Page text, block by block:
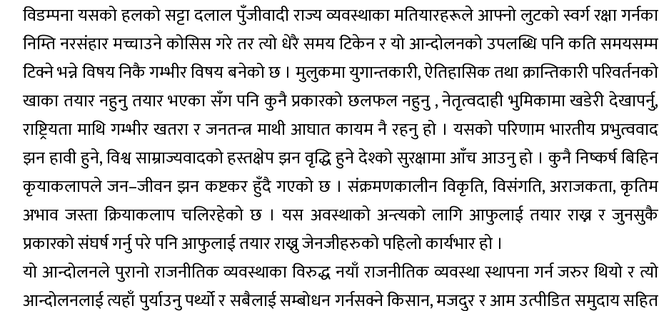
विडम्पना यसको हलको सट्टा दलाल पुँजीवादी राज्य व्यवस्थाका मतियारहरूले आफ्नो लुटको स्वर्ग रक्षा गर्नका
निम्ति नरसंहार मच्चाउने कोसिस गरे तर त्यो धेरै समय टिकेन र यो आन्दोलनको उपलब्धि पनि कति समयसम्म
टिक्ने भन्ने विषय निकै गम्भीर विषय बनेको छ । मुलुकमा युगान्तकारी, ऐतिहासिक तथा क्रान्तिकारी परिवर्तनको
खाका तयार नहुनु तयार भएका सँग पनि कुनै प्रकारको छलफल नहुनु , नेतृत्वदाही भुमिकामा खडेरी देखापर्नु,
राष्ट्रियता माथि गम्भीर खतरा र जनतन्त्र माथी आघात कायम नै रहनु हो । यसको परिणाम भारतीय प्रभुत्ववाद
झन हावी हुने, विश्व साम्राज्यवादको हस्तक्षेप झन वृद्धि हुने देश्को सुरक्षामा आँच आउनु हो । कुनै निष्कर्ष बिहिन
कृयाकलापले जन–जीवन झन कष्टकर हुँदै गएको छ । संक्रमणकालीन विकृति, विसंगति, अराजकता, कृतिम
अभाव जस्ता क्रियाकलाप चलिरहेको छ । यस अवस्थाको अन्त्यको लागि आफुलाई तयार राख्न र जुनसुकै
प्रकारको संघर्ष गर्नु परे पनि आफुलाई तयार राख्नु जेनजीहरुको पहिलो कार्यभार हो ।
यो आन्दोलनले पुरानो राजनीतिक व्यवस्थाका विरुद्ध नयाँ राजनीतिक व्यवस्था स्थापना गर्न जरुर थियो र त्यो
आन्दोलनलाई त्यहाँ पुर्याउनु पर्थ्यो र सबैलाई सम्बोधन गर्नसक्ने किसान, मजदुर र आम उत्पीडित समुदाय सहित